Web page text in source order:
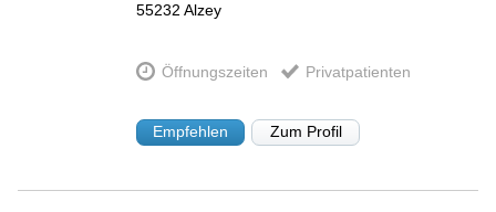
55232 Alzey
Öffnungszeiten Privatpatienten
Empfehlen Zum Profil